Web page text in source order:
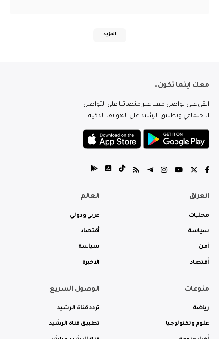
المزيد
معك اينما تكون..
ابقى على تواصل معنا عبر منصاتنا على التواصل
الاجتماعي وتطبيق الرشيد على الهواتف الذكية.
العراق
محليات
سياسة
أمن
أقتصاد
العالم
عربي ودولي
أقتصاد
سياسة
الاخيرة
منوعات
رياضة
علوم وتكنولوجيا
الوصول السريع
تردد قناة الرشيد
تطبيق قناة الرشيد